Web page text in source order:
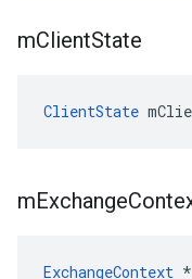
mClientState
ClientState
mExchange
ExchangeContext